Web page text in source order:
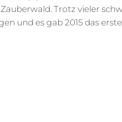
Trotz vieler
und es gab 2015 das erste